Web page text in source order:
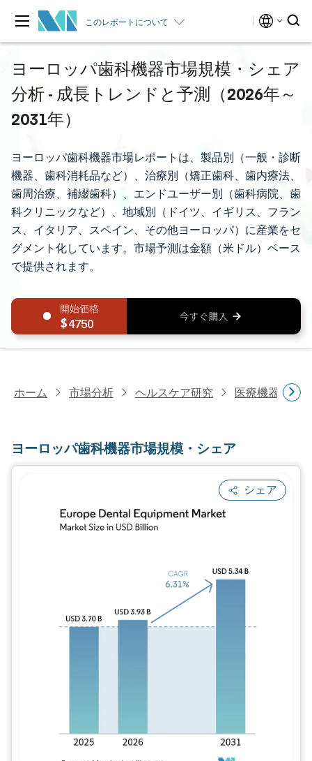
このレポートについて
ヨーロッパ歯科機器市場規模・シェア
分析 - 成長トレンドと予測（2026年～
2031年）
ヨーロッパ歯科機器市場レポートは、製品別（一般・診断
機器、歯科消耗品など）、治療別（矯正歯科、歯内療法、
歯周治療、補綴歯科）、エンドユーザー別（歯科病院、歯
科クリニックなど）、地域別（ドイツ、イギリス、フラン
ス、イタリア、スペイン、その他ヨーロッパ）に産業をセ
グメント化しています。市場予測は金額（米ドル）ベース
で提供されます。
4750
ホーム 市場分析 ヘルスケア研究 医療機器研究
ヨーロッパ歯科機器市場規模・シェア
シェア